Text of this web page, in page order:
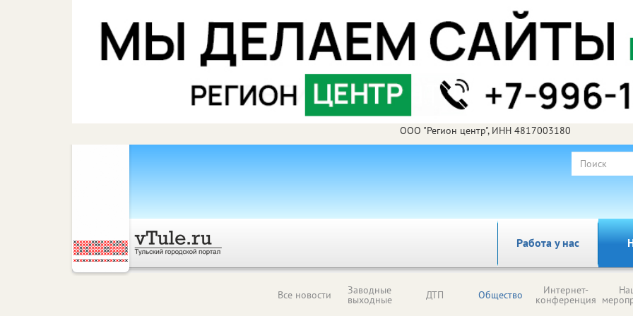
ООО "Регион центр", ИНН 4817003180
Работа у нас
Все новости Заводные
выходные ДТП Общество Интернет-
конференция